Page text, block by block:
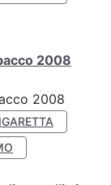
2008
2008